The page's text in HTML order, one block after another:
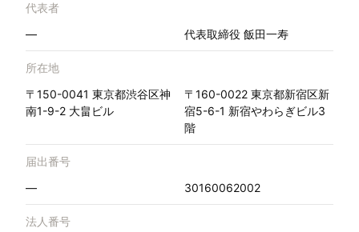
代表者
—
代表取締役 飯田一寿
所在地
〒150-0041 東京都渋谷区神
南1-9-2 大畠ビル
〒160-0022 東京都新宿区新
宿5-6-1 新宿やわらぎビル3
階
届出番号
—
30160062002
法人番号